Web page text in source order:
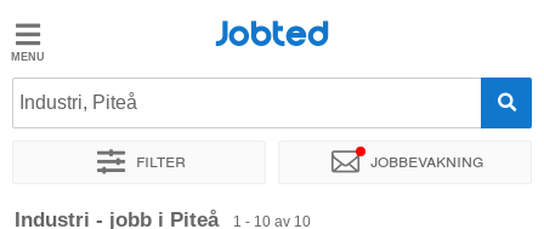
Jobted
Jobb
Jobted
Industri, Piteå
Filter Jobbevakning
Sortera efter Exakt plats Företag
Industri - jobb i Piteå 1 - 10 av 10